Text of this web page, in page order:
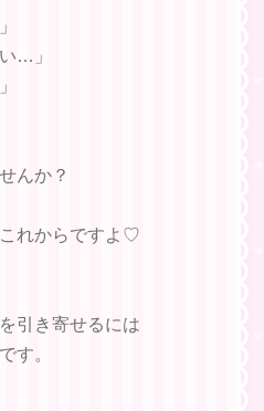
…」
んか？
れからですよ♡
引き寄せるには
す。